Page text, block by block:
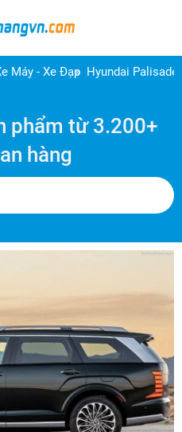
Máy - Xe Đạp Hyundai Palisade
phẩm từ 3.200+
hàng